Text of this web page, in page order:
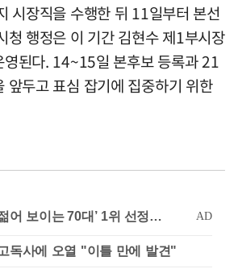
시장직을 수행한 뒤 11일부터 본선
청 행정은 이 기간 김현수 제1부시장
영된다. 14~15일 본후보 등록과 21
앞두고 표심 잡기에 집중하기 위한
독사에 오열 "이틀 만에 발견"